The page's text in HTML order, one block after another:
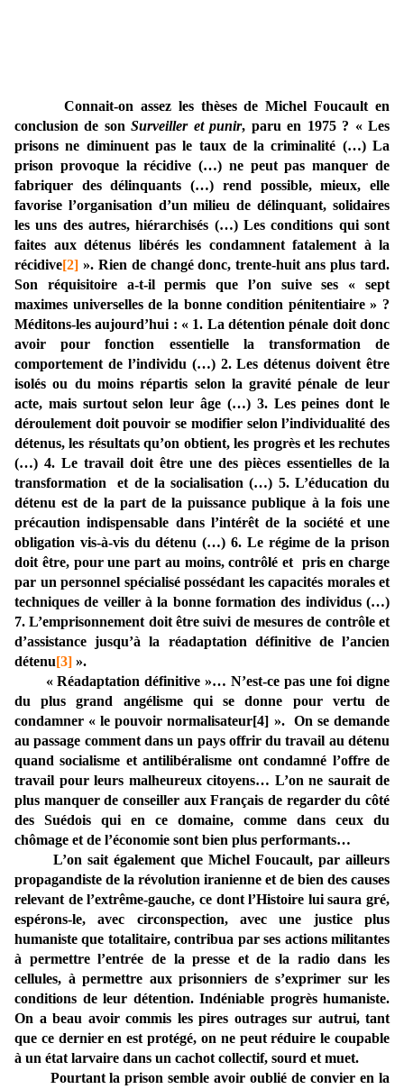
Connait-on assez les thèses de Michel Foucault en
conclusion de sonSurveiller et punir, paru en 1975 ? « Les
prisons ne diminuent pas le taux de la criminalité (…) La
prison provoque la récidive (…) ne peut pas manquer de
fabriquer des délinquants (…) rend possible, mieux, elle
favorise l’organisation d’un milieu de délinquant, solidaires
les uns des autres, hiérarchisés (…) Les conditions qui sont
faites aux détenus libérés les condamnent fatalement à la
récidive[2] ». Rien de changé donc, trente-huit ans plus tard.
Son réquisitoire a-t-il permis que l’on suive ses « sept
maximes universelles de la bonne condition pénitentiaire » ?
Méditons-les aujourd’hui : « 1. La détention pénale doit donc
avoir pour fonction essentielle la transformation de
comportement de l’individu (…) 2. Les détenus doivent être
isolés ou du moins répartis selon la gravité pénale de leur
acte, mais surtout selon leur âge (…) 3. Les peines dont le
déroulement doit pouvoir se modifier selon l’individualité des
détenus, les résultats qu’on obtient, les progrès et les rechutes
(…) 4. Le travail doit être une des pièces essentielles de la
transformation et de la socialisation (…) 5. L’éducation du
détenu est de la part de la puissance publique à la fois une
précaution indispensable dans l’intérêt de la société et une
obligation vis-à-vis du détenu (…) 6. Le régime de la prison
doit être, pour une part au moins, contrôlé et pris en charge
par un personnel spécialisé possédant les capacités morales et
techniques de veiller à la bonne formation des individus (…)
7. L’emprisonnement doit être suivi de mesures de contrôle et
d’assistance jusqu’à la réadaptation définitive de l’ancien
détenu[3] ».
« Réadaptation définitive »… N’est-ce pas une foi digne
du plus grand angélisme qui se donne pour vertu de
condamner « le pouvoir normalisateur[4] ». On se demande
au passage comment dans un pays offrir du travail au détenu
quand socialisme et antilibéralisme ont condamné l’offre de
travail pour leurs malheureux citoyens… L’on ne saurait de
plus manquer de conseiller aux Français de regarder du côté
des Suédois qui en ce domaine, comme dans ceux du
chômage et de l’économie sont bien plus performants…
L’on sait également que Michel Foucault, par ailleurs
propagandiste de la révolution iranienne et de bien des causes
relevant de l’extrême-gauche, ce dont l’Histoire lui saura gré,
espérons-le, avec circonspection, avec une justice plus
humaniste que totalitaire, contribua par ses actions militantes
à permettre l’entrée de la presse et de la radio dans les
cellules, à permettre aux prisonniers de s’exprimer sur les
conditions de leur détention. Indéniable progrès humaniste.
On a beau avoir commis les pires outrages sur autrui, tant
que ce dernier en est protégé, on ne peut réduire le coupable
à un état larvaire dans un cachot collectif, sourd et muet.
Pourtant la prison semble avoir oublié de convier en la